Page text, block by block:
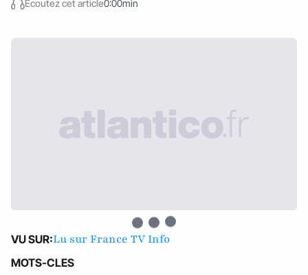
Écoutez cet article0:00min
VU SUR:Lu sur France TV Info
MOTS-CLES